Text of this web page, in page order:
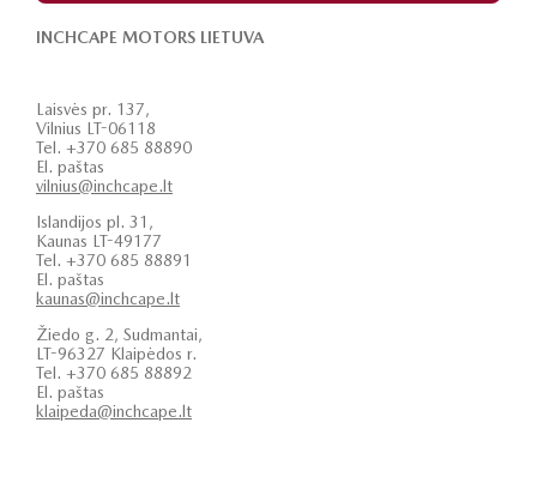
INCHCAPE MOTORS LIETUVA
Laisvės pr. 137,
Vilnius LT-06118
Tel. +370 685 88890
El. paštas
vilnius@inchcape.lt
Islandijos pl. 31,
Kaunas LT-49177
Tel. +370 685 88891
El. paštas
kaunas@inchcape.lt
Žiedo g. 2, Sudmantai,
LT-96327 Klaipėdos r.
Tel. +370 685 88892
El. paštas
klaipeda@inchcape.lt